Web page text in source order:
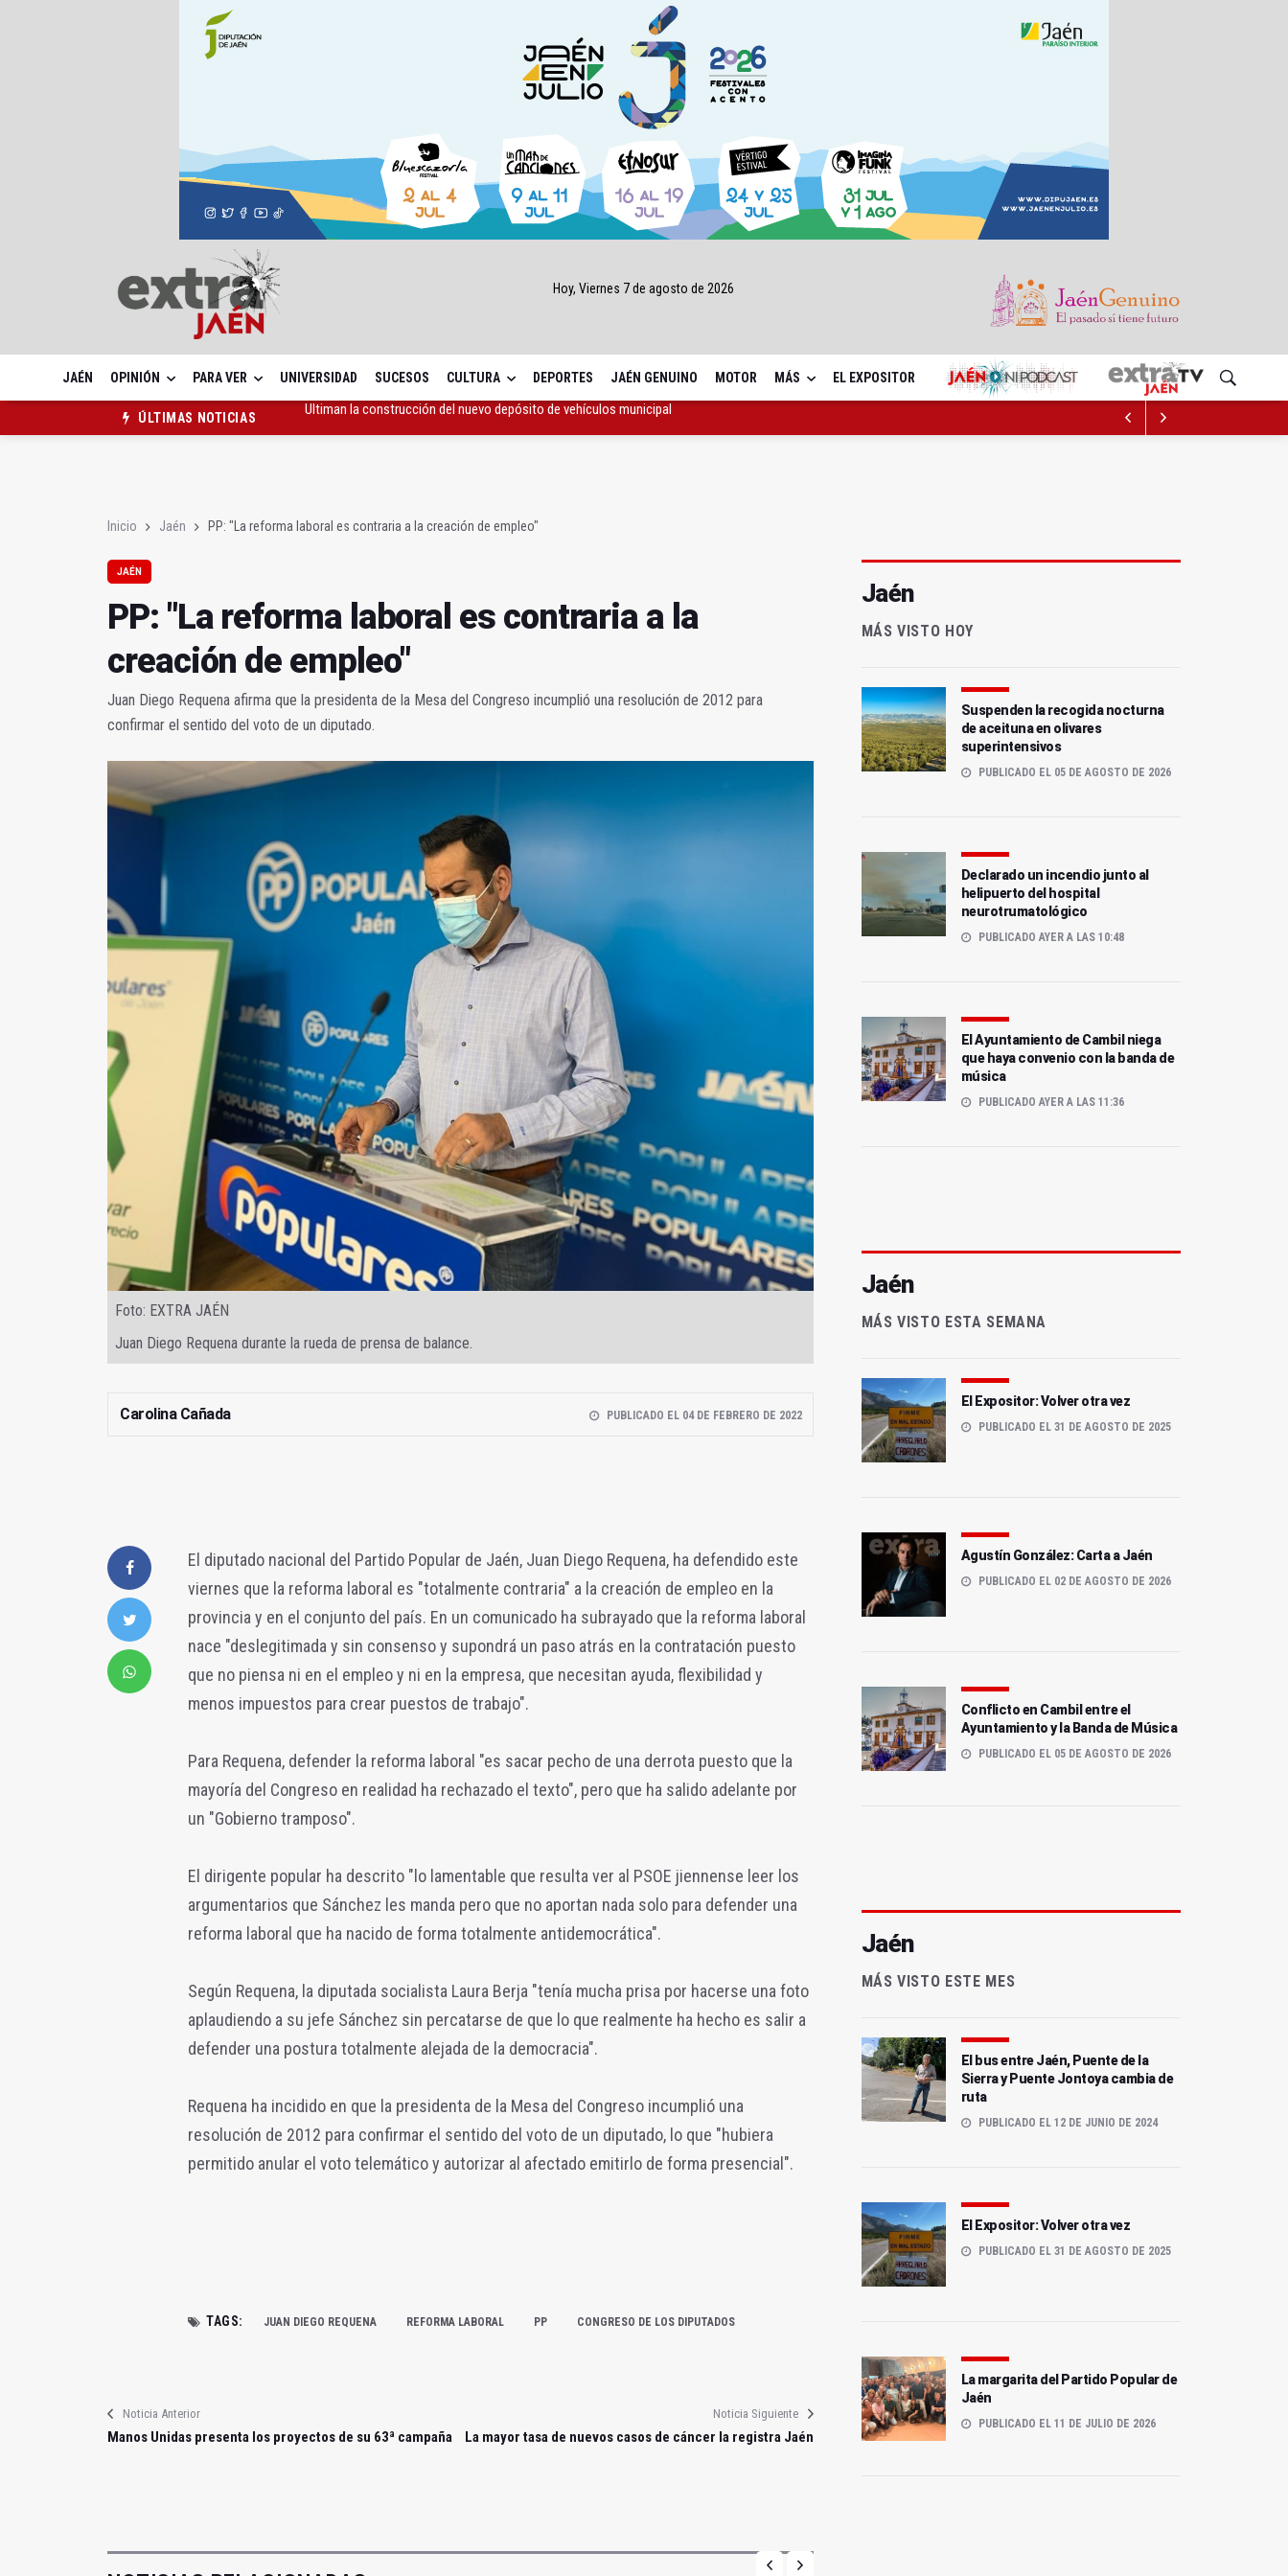
Hoy, Viernes 7 de agosto de 2026
JAÉN OPINIÓN PARA VER UNIVERSIDAD SUCESOS CULTURA DEPORTES JAÉN GENUINO MOTOR MÁS EL EXPOSITOR
ÚLTIMAS NOTICIAS
La red de refugios climáticos registra 803 plazas ocupadas desde junio
Inicio Jaén PP: "La reforma laboral es contraria a la creación de empleo"
JAÉN
PP: "La reforma laboral es contraria a la
creación de empleo"
Juan Diego Requena afirma que la presidenta de la Mesa del Congreso incumplió una resolución de 2012 para
confirmar el sentido del voto de un diputado.
Foto: EXTRA JAÉN
Juan Diego Requena durante la rueda de prensa de balance.
Carolina Cañada PUBLICADO EL 04 DE FEBRERO DE 2022
El diputado nacional del Partido Popular de Jaén, Juan Diego Requena, ha defendido este
viernes que la reforma laboral es "totalmente contraria" a la creación de empleo en la
provincia y en el conjunto del país. En un comunicado ha subrayado que la reforma laboral
nace "deslegitimada y sin consenso y supondrá un paso atrás en la contratación puesto
que no piensa ni en el empleo y ni en la empresa, que necesitan ayuda, flexibilidad y
menos impuestos para crear puestos de trabajo".
Para Requena, defender la reforma laboral "es sacar pecho de una derrota puesto que la
mayoría del Congreso en realidad ha rechazado el texto", pero que ha salido adelante por
un "Gobierno tramposo".
El dirigente popular ha descrito "lo lamentable que resulta ver al PSOE jiennense leer los
argumentarios que Sánchez les manda pero que no aportan nada solo para defender una
reforma laboral que ha nacido de forma totalmente antidemocrática".
Según Requena, la diputada socialista Laura Berja "tenía mucha prisa por hacerse una foto
aplaudiendo a su jefe Sánchez sin percatarse de que lo que realmente ha hecho es salir a
defender una postura totalmente alejada de la democracia".
Requena ha incidido en que la presidenta de la Mesa del Congreso incumplió una
resolución de 2012 para confirmar el sentido del voto de un diputado, lo que "hubiera
permitido anular el voto telemático y autorizar al afectado emitirlo de forma presencial".
TAGS: JUAN DIEGO REQUENA REFORMA LABORAL PP CONGRESO DE LOS DIPUTADOS
Noticia Anterior
Manos Unidas presenta los proyectos de su 63ª campaña
Noticia Siguiente
La mayor tasa de nuevos casos de cáncer la registra Jaén
Jaén
MÁS VISTO HOY
Suspenden la recogida nocturna
de aceituna en olivares
superintensivos
PUBLICADO EL 05 DE AGOSTO DE 2026
Declarado un incendio junto al
helipuerto del hospital
neurotrumatológico
PUBLICADO AYER A LAS 10:48
El Ayuntamiento de Cambil niega
que haya convenio con la banda de
música
PUBLICADO AYER A LAS 11:36
Jaén
MÁS VISTO ESTA SEMANA
El Expositor: Volver otra vez
PUBLICADO EL 31 DE AGOSTO DE 2025
Agustín González: Carta a Jaén
PUBLICADO EL 02 DE AGOSTO DE 2026
Conflicto en Cambil entre el
Ayuntamiento y la Banda de Música
PUBLICADO EL 05 DE AGOSTO DE 2026
Jaén
MÁS VISTO ESTE MES
El bus entre Jaén, Puente de la
Sierra y Puente Jontoya cambia de
ruta
PUBLICADO EL 12 DE JUNIO DE 2024
El Expositor: Volver otra vez
PUBLICADO EL 31 DE AGOSTO DE 2025
La margarita del Partido Popular de
Jaén
PUBLICADO EL 11 DE JULIO DE 2026